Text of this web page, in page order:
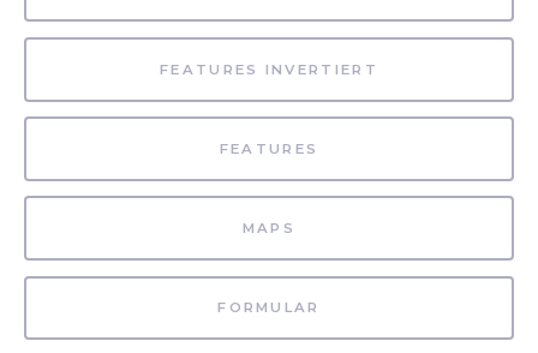
FEATURES INVERTIERT
FEATURES
MAPS
FORMULAR